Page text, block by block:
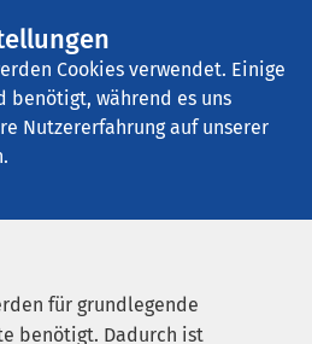
Cookies verwendet. Einige
benötigt, während es uns
Nutzererfahrung auf unserer
für grundlegende
benötigt. Dadurch ist